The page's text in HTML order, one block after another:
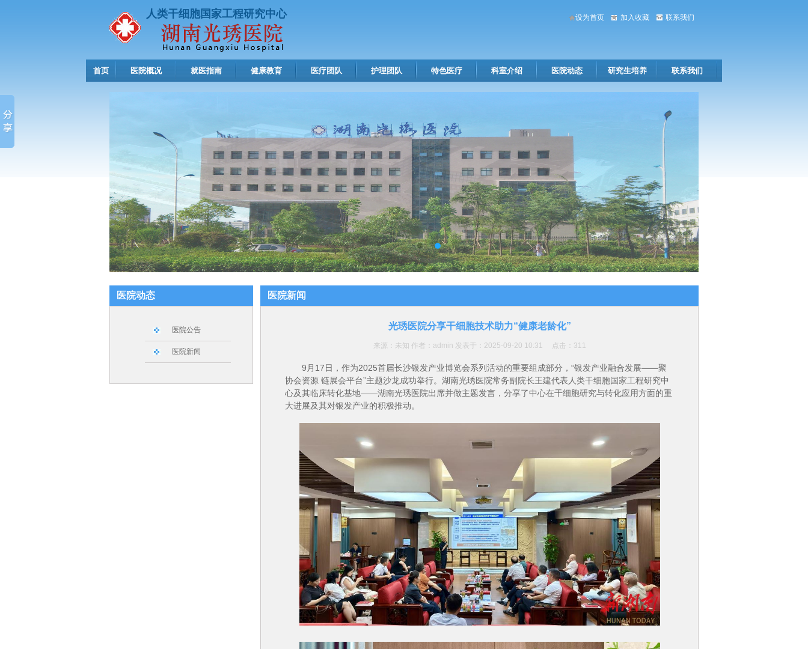
人类干细胞国家工程研究中心 联系我们
加入收藏
设为首页
首页 医院概况 就医指南 健康教育 医疗团队 护理团队 特色医疗 科室介绍 医院动态 研究生培养 联系我们
医院动态
医院公告
医院新闻
医院新闻
光琇医院分享干细胞技术助力“健康老龄化”
来源：未知 作者：admin 发表于：2025-09-20 10:31 点击： 311
9月17日，作为2025首届长沙银发产业博览会系列活动的重要组成部分，“银发产业融合发展——聚
协会资源 链展会平台”主题沙龙成功举行。湖南光琇医院常务副院长王建代表人类干细胞国家工程研究中
心及其临床转化基地——湖南光琇医院出席并做主题发言，分享了中心在干细胞研究与转化应用方面的重
大进展及其对银发产业的积极推动。